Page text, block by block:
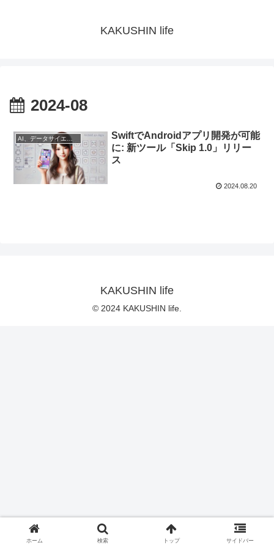
KAKUSHIN life
2024-08
AI、データサイエンス
SwiftでAndroidアプリ開発が可能
に: 新ツール「Skip 1.0」リリー
ス
2024.08.20
KAKUSHIN life
© 2024 KAKUSHIN life.
ホーム 検索 トップ サイドバー